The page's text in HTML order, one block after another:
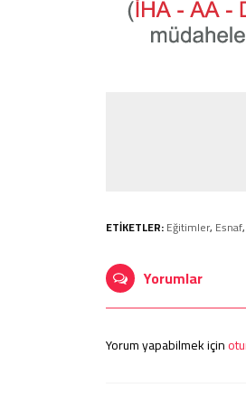
ETİKETLER:Eğitimler, Esnaf,
Yorumlar
Yorum yapabilmek için